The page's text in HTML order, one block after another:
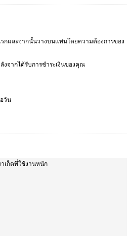
รกและจากนั้นวางบนแท่นโดยความต้องการของ
งจากได้รับการชำระเงินของคุณ
วัน
เก็ตที่ใช้งานหนัก